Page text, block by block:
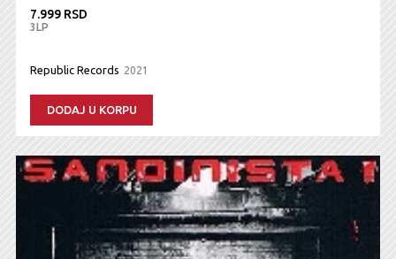
7.999 RSD
3LP
Republic Records 2021
DODAJ U KORPU